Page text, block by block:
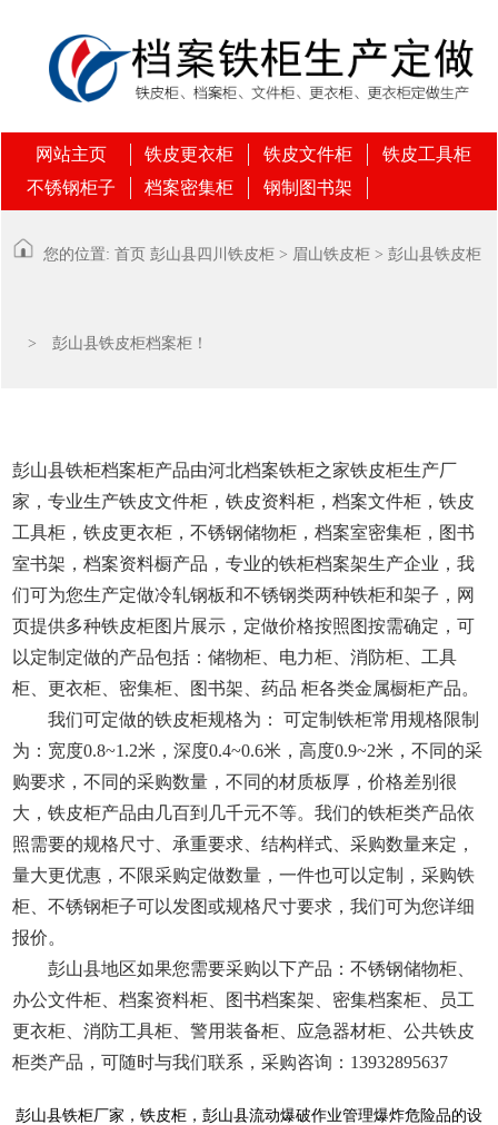
网站主页 铁皮更衣柜 铁皮文件柜
铁皮工具柜
不锈钢柜子
档案密集柜 钢制图书架
您的位置: 首页 彭山县四川铁皮柜 > 眉山铁皮柜 > 彭山县铁皮柜
> 彭山县铁皮柜档案柜！
彭山县铁柜档案柜产品由河北档案铁柜之家铁皮柜生产厂
家，专业生产铁皮文件柜，铁皮资料柜，档案文件柜，铁皮
工具柜，铁皮更衣柜，不锈钢储物柜，档案室密集柜，图书
室书架，档案资料橱产品，专业的铁柜档案架生产企业，我
们可为您生产定做冷轧钢板和不锈钢类两种铁柜和架子，网
页提供多种铁皮柜图片展示，定做价格按照图按需确定，可
以定制定做的产品包括：储物柜、电力柜、消防柜、工具
柜、更衣柜、密集柜、图书架、药品 柜各类金属橱柜产品。
我们可定做的铁皮柜规格为： 可定制铁柜常用规格限制
为：宽度0.8~1.2米，深度0.4~0.6米，高度0.9~2米，不同的采
购要求，不同的采购数量，不同的材质板厚，价格差别很
大，铁皮柜产品由几百到几千元不等。我们的铁柜类产品依
照需要的规格尺寸、承重要求、结构样式、采购数量来定，
量大更优惠，不限采购定做数量，一件也可以定制，采购铁
柜、不锈钢柜子可以发图或规格尺寸要求，我们可为您详细
报价。
彭山县地区如果您需要采购以下产品：不锈钢储物柜、
办公文件柜、档案资料柜、图书档案架、密集档案柜、员工
更衣柜、消防工具柜、警用装备柜、应急器材柜、公共铁皮
柜类产品，可随时与我们联系，采购咨询：13932895637
彭山县铁柜厂家，铁皮柜，彭山县流动爆破作业管理爆炸危险品的设